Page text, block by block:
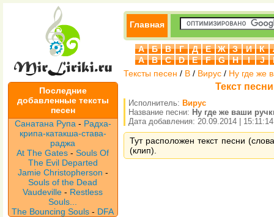
Последние
добавленные тексты
песен
Санатана Рупа - Радха-
крипа-катакша-става-
раджа
At The Gates -Souls Of
The Evil Departed
Jamie Christopherson -
Souls of the Dead
Vaudeville- Restless
Souls...
The Bouncing Souls - DFA
Главная
А Б В Г Д Е Ж З И К
A
B C D E F G H I J
Тексты песен / В / Вирус / Ну где же
Текст
Исполнитель: Вирус
Название песни: Ну где же ваши
Дата добавления: 20.09.2014 | 15:11:14
Тут расположен текст песни
(клип).